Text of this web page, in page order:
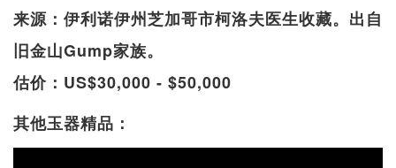
来源：伊利诺伊州芝加哥市柯洛夫医生收藏。出自
旧金山Gump家族。
估价：US$30,000 - $50,000
其他玉器精品：